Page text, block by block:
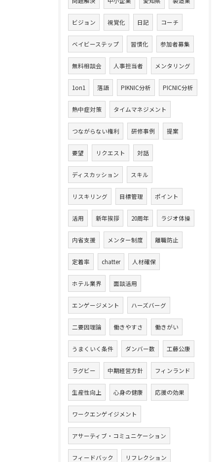
ビジョン 視覚化 日記 コーチ
ベイビーステップ 習慣化 参加者募集
無料相談会 人事担当者 メンタリング
1on1 落語 PIKNIC分析 PICNIC分析
熱中症対策 タイムマネジメント
つながらない権利 研修事例 提案
要望 リクエスト 対話
ディスカッション スキル
リスキリング 目標管理 ポイント
活用 新年挨拶 20周年 ラジオ体操
内省支援 メンター制度 離職防止
定着率 chatter 人材確保
ホテル業界 面談活用
エンゲージメント ハーズバーグ
二要因理論 働きやすさ 働きがい
うまくいく条件 ダンバー数 工藤公康
ラグビー 中期経営方針 フィンランド
生産性向上 心身の健康 応援の効果
ワークエンゲイジメント
アサーティブ・コミュニケーション
フィードバック リフレクション